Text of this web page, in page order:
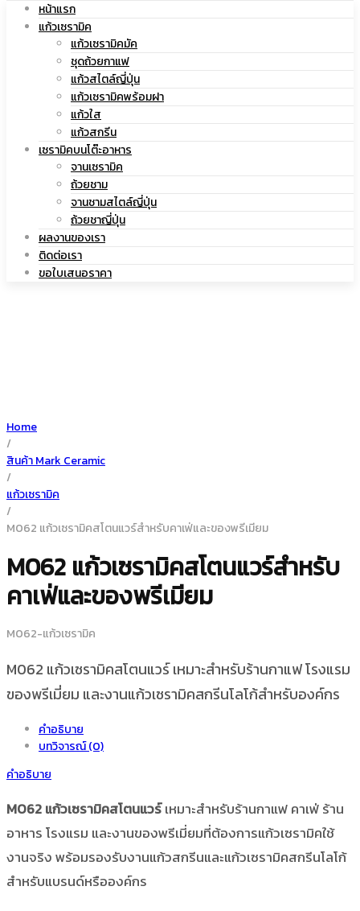
|
เซรามิค
สกรีน
โลโก้
หน้าแรก
แก้วเซรามิค
แก้วเซรามิคมัค
ชุดถ้วยกาแฟ
แก้วสไตล์ญี่ปุ่น
แก้วเซรามิคพร้อมฝา
แก้วใส
แก้วสกรีน
เซรามิคบนโต๊ะอาหาร
จานเซรามิค
ถ้วยชาม
จานชามสไตล์ญี่ปุ่น
ถ้วยชาญี่ปุ่น
ผลงานของเรา
ติดต่อเรา
ขอใบเสนอราคา
Home
/
สินค้า Mark Ceramic
/
แก้วเซรามิค
/
M062 แก้วเซรามิคสโตนแวร์สำหรับคาเฟ่และของพรีเมียม
M062 แก้วเซรามิคสโตนแวร์สำหรับ
คาเฟ่และของพรีเมียม
M062-แก้วเซรามิค
M062 แก้วเซรามิคสโตนแวร์ เหมาะสำหรับร้านกาแฟ โรงแรม
ของพรีเมี่ยม และงานแก้วเซรามิคสกรีนโลโก้สำหรับองค์กร
คำอธิบาย
บทวิจารณ์ (0)
คำอธิบาย
M062 แก้วเซรามิคสโตนแวร์เหมาะสำหรับร้านกาแฟ คาเฟ่ ร้าน
อาหาร โรงแรม และงานของพรีเมี่ยมที่ต้องการแก้วเซรามิคใช้
งานจริง พร้อมรองรับงานแก้วสกรีนและแก้วเซรามิคสกรีนโลโก้
สำหรับแบรนด์หรือองค์กร